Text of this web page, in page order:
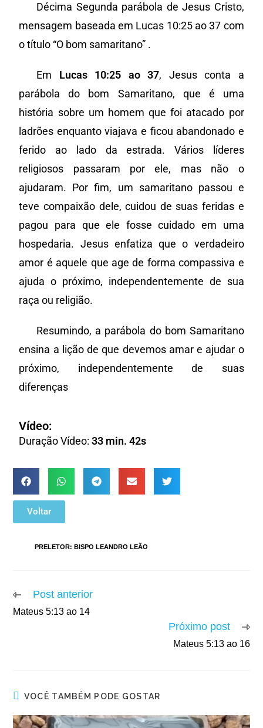
Décima Segunda parábola de Jesus Cristo,
mensagem baseada em Lucas 10:25 ao 37 com
o título “O bom samaritano” .
Em Lucas 10:25 ao 37, Jesus conta a
parábola do bom Samaritano, que é uma
história sobre um homem que foi atacado por
ladrões enquanto viajava e ficou abandonado e
ferido ao lado da estrada. Vários líderes
religiosos passaram por ele, mas não o
ajudaram. Por fim, um samaritano passou e
teve compaixão dele, cuidou de suas feridas e
pagou para que ele fosse cuidado em uma
hospedaria. Jesus enfatiza que o verdadeiro
amor é aquele que age de forma compassiva e
ajuda o próximo, independentemente de sua
raça ou religião.
Resumindo, a parábola do bom Samaritano
ensina a lição de que devemos amar e ajudar o
próximo, independentemente de suas
diferenças
Vídeo:
Duração Vídeo:33 min. 42s
Voltar
:PRELETOR: BISPO LEANDRO LEÃO
Post anterior
Mateus 5:13 ao 14
Próximo post
Mateus 5:13 ao 16
VOCÊ TAMBÉM PODE GOSTAR